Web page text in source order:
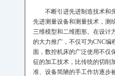
不断引进先进制造技术和先
先进测量设备和测量技术，测
三维模型和二维图形。在设计
的大力推广，不仅可为CNC编
面，数控机床的广泛使用不仅
征的加工技术，比传统的切削
准、设备简陋的手工作坊逐步